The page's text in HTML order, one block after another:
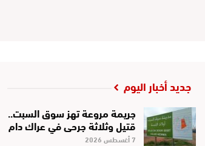
جديد أخبار اليوم
جريمة مروعة تهز سوق السبت..
قتيل وثلاثة جرحى في عراك دام
7 أغسطس 2026